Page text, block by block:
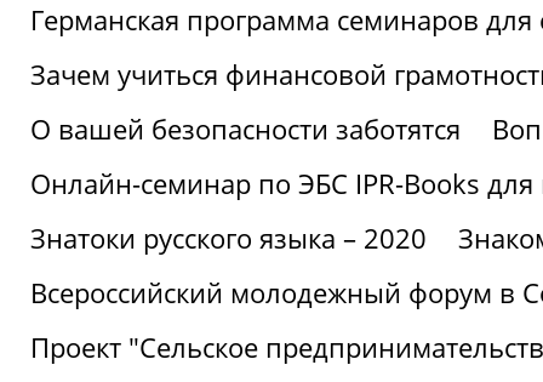
Германская программа семинаров для
Зачем учиться финансовой
О вашей безопасности заботятся
Онлайн-семинар по ЭБС IPR-Books для
Знатоки русского языка – 2020
Всероссийский молодежный форум в
Проект "Сельское